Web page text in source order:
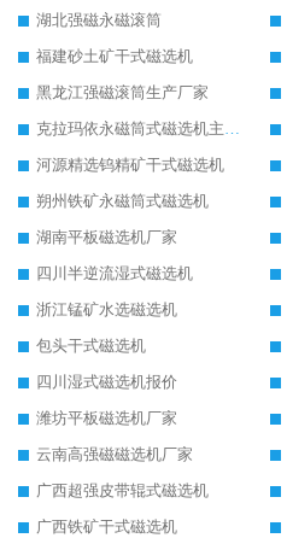
湖北强磁永磁滚筒
福建砂土矿干式磁选机
黑龙江强磁滚筒生产厂家
克拉玛依永磁筒式磁选机主要技术参数
河源精选钨精矿干式磁选机
朔州铁矿永磁筒式磁选机
湖南平板磁选机厂家
四川半逆流湿式磁选机
浙江锰矿水选磁选机
包头干式磁选机
四川湿式磁选机报价
潍坊平板磁选机厂家
云南高强磁磁选机厂家
广西超强皮带辊式磁选机
广西铁矿干式磁选机